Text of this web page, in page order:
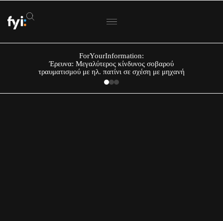
ForYourInformation:
Έρευνα: Μεγαλύτερος κίνδυνος σοβαρού
τραυματισμού με ηλ. πατίνι σε σχέση με μηχανή